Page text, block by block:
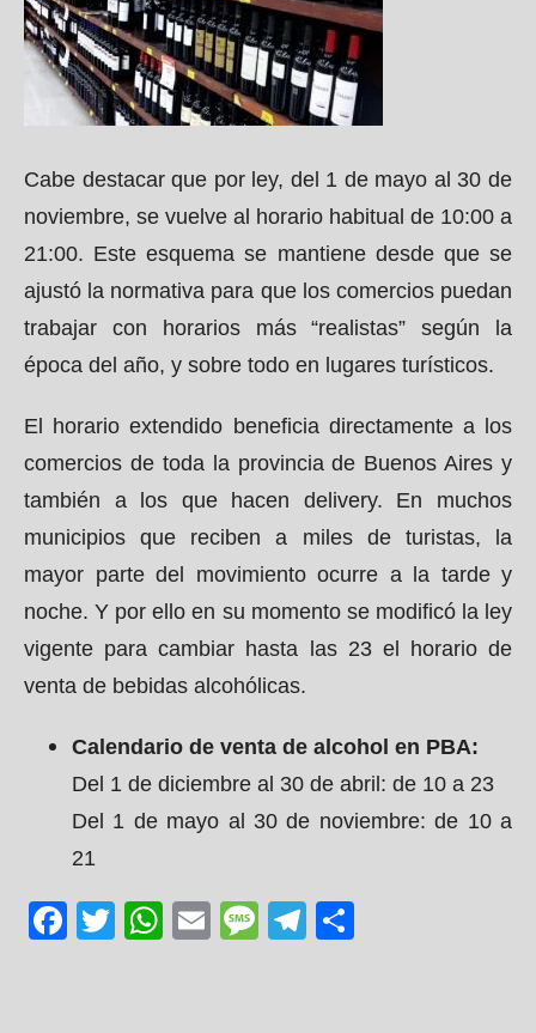
Cabe destacar que por ley, del 1 de mayo al 30 de
noviembre, se vuelve al horario habitual de 10:00 a
21:00. Este esquema se mantiene desde que se
ajustó la normativa para que los comercios puedan
trabajar con horarios más “realistas” según la
época del año, y sobre todo en lugares turísticos.
El horario extendido beneficia directamente a los
comercios de toda la provincia de Buenos Aires y
también a los que hacen delivery. En muchos
municipios que reciben a miles de turistas, la
mayor parte del movimiento ocurre a la tarde y
noche. Y por ello en su momento se modificó la ley
vigente para cambiar hasta las 23 el horario de
venta de bebidas alcohólicas.
Calendario de venta de alcohol en PBA:
Del 1 de diciembre al 30 de abril: de 10 a 23
Del 1 de mayo al 30 de noviembre: de 10 a
21
Facebook
Twitter
WhatsApp
EmailMessage
Telegram